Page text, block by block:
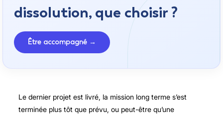
dissolution, que choisir ?
Être accompagné →
Le dernier projet est livré, la mission long terme s’est
terminée plus tôt que prévu, ou peut-être qu’une